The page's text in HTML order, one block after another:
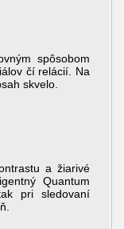
spôsobom
čí relácií. Na
skvelo.
a žiarivé
Quantum
pri sledovaní